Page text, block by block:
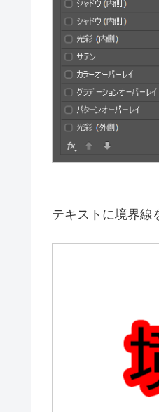
テキストに境界線